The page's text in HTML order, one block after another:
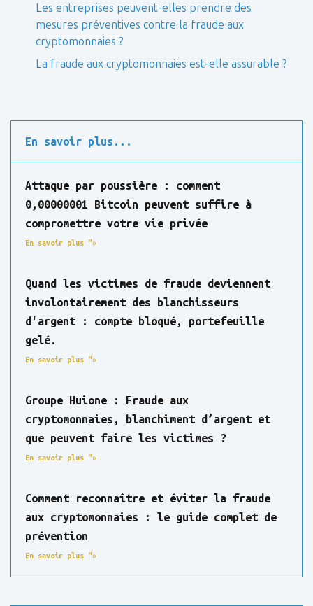
Les entreprises peuvent-elles prendre des
mesures préventives contre la fraude aux
cryptomonnaies ?
La fraude aux cryptomonnaies est-elle assurable ?
En savoir plus...
Attaque par poussière : comment
0,00000001 Bitcoin peuvent suffire à
compromettre votre vie privée
En savoir plus "»
Quand les victimes de fraude deviennent
involontairement des blanchisseurs
d'argent : compte bloqué, portefeuille
gelé.
En savoir plus "»
Groupe Huione : Fraude aux
cryptomonnaies, blanchiment d’argent et
que peuvent faire les victimes ?
En savoir plus "»
Comment reconnaître et éviter la fraude
aux cryptomonnaies : le guide complet de
prévention
En savoir plus "»